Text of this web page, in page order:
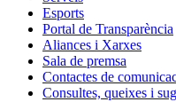
Esports
Portal de Transparència
Aliances i Xarxes
Sala de premsa
Contactes de
Consultes, queixes i